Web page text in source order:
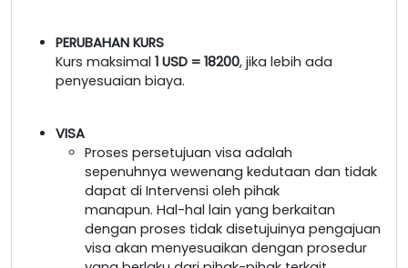
PERUBAHAN KURS
Kurs maksimal 1 USD = 18200, jika lebih ada
penyesuaian biaya.
VISA
Proses persetujuan visa adalah
sepenuhnya wewenang kedutaan dan tidak
dapat di Intervensi oleh pihak
manapun. Hal-hal lain yang berkaitan
dengan proses tidak disetujuinya pengajuan
visa akan menyesuaikan dengan prosedur